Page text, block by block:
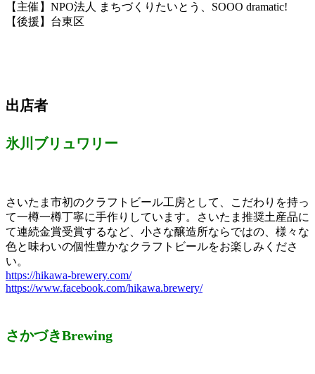
【主催】NPO法人 まちづくりたいとう、SOOO dramatic!
【後援】台東区
出店者
氷川ブリュワリー
さいたま市初のクラフトビール工房として、こだわりを持っ
て一樽一樽丁寧に手作りしています。さいたま推奨土産品に
て連続金賞受賞するなど、小さな醸造所ならではの、様々な
色と味わいの個性豊かなクラフトビールをお楽しみくださ
い。
https://hikawa-brewery.com/
https://www.facebook.com/hikawa.brewery/
さかづきBrewing